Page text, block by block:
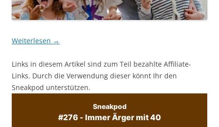
Weiterlesen →
Links in diesem Artikel sind zum Teil bezahlte Affiliate-
Links. Durch die Verwendung dieser könnt Ihr den
Sneakpod unterstützen.